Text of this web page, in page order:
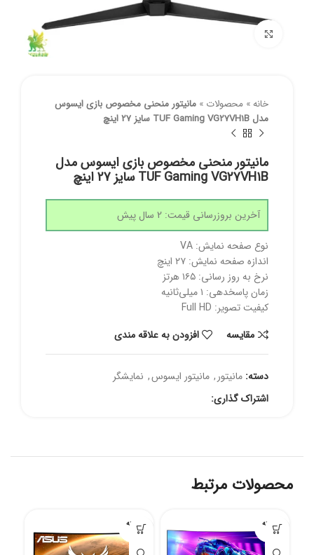
خانه» محصولات » مانیتور منحنی مخصوص بازی ایسوس
مدل TUF Gaming VG27VH1B سایز 27 اینچ
مانیتور منحنی مخصوص بازی ایسوس مدل
TUF Gaming VG27VH1B سایز 27 اینچ
آخرین بروزرسانی قیمت: 2 سال پیش
نوع صفحه نمایش: VA
اندازه صفحه نمایش: ۲۷ اینچ
نرخ به روز رسانی: ۱۶۵ هرتز
زمان پاسخدهی: ۱ میلی‌ثانیه
کیفیت تصویر: Full HD
مقايسه
افزودن به علاقه مندی
دسته: مانیتور, مانیتور ایسوس, نمایشگر
اشتراک گذاری:
محصولات مرتبط
فروخته
شده
فروخته
شده